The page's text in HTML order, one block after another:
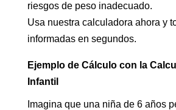
riesgos de peso inadecuado.
Usa nuestra calculadora ahora y
informadas en segundos.
Ejemplo de Cálculo con la
Infantil
Imagina que una niña de 6 años